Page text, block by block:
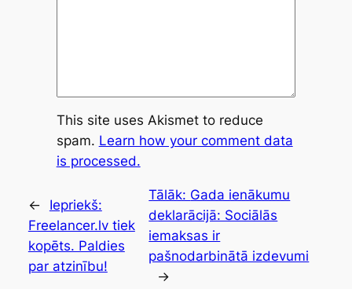
This site uses Akismet to reduce
spam. Learn how your comment data
is processed.
←
Iepriekš:
Freelancer.lv tiek
kopēts. Paldies
par atzinību!
Tālāk: Gada ienākumu
deklarācijā: Sociālās
iemaksas ir
pašnodarbinātā izdevumi
→